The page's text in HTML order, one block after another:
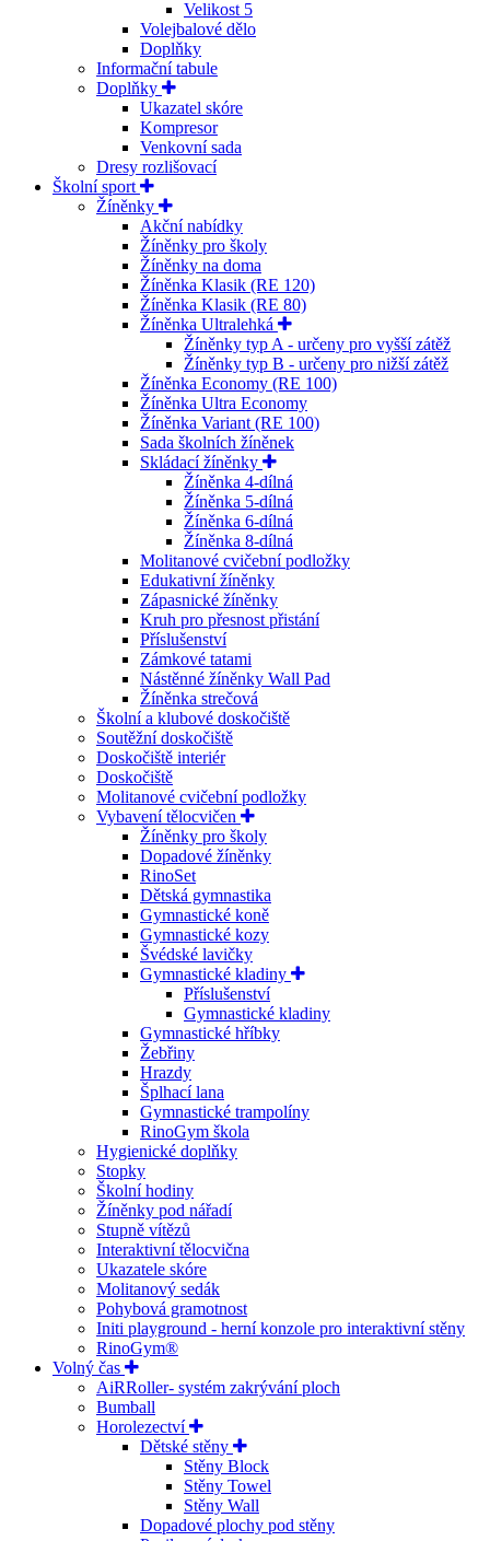
Velikost 5
Volejbalové dělo
Doplňky
Informační tabule
Doplňky
Ukazatel skóre
Kompresor
Venkovní sada
Dresy rozlišovací
Školní sport
Žíněnky
Akční nabídky
Žíněnky pro školy
Žíněnky na doma
Žíněnka Klasik (RE 120)
Žíněnka Klasik (RE 80)
Žíněnka Ultralehká
Žíněnky typ A - určeny pro vyšší zátěž
Žíněnky typ B - určeny pro nižší zátěž
Žíněnka Economy (RE 100)
Žíněnka Ultra Economy
Žíněnka Variant (RE 100)
Sada školních žíněnek
Skládací žíněnky
Žíněnka 4-dílná
Žíněnka 5-dílná
Žíněnka 6-dílná
Žíněnka 8-dílná
Molitanové cvičební podložky
Edukativní žíněnky
Zápasnické žíněnky
Kruh pro přesnost přistání
Příslušenství
Zámkové tatami
Nástěnné žíněnky Wall Pad
Žíněnka strečová
Školní a klubové doskočiště
Soutěžní doskočiště
Doskočiště interiér
Doskočiště
Molitanové cvičební podložky
Vybavení tělocvičen
Žíněnky pro školy
Dopadové žíněnky
RinoSet
Dětská gymnastika
Gymnastické koně
Gymnastické kozy
Švédské lavičky
Gymnastické kladiny
Příslušenství
Gymnastické kladiny
Gymnastické hříbky
Žebřiny
Hrazdy
Šplhací lana
Gymnastické trampolíny
RinoGym škola
Hygienické doplňky
Stopky
Školní hodiny
Žíněnky pod nářadí
Stupně vítězů
Interaktivní tělocvična
Ukazatele skóre
Molitanový sedák
Pohybová gramotnost
Initi playground - herní konzole pro interaktivní stěny
RinoGym®
Volný čas
AiRRoller- systém zakrývání ploch
Bumball
Horolezectví
Dětské stěny
Stěny Block
Stěny Towel
Stěny Wall
Dopadové plochy pod stěny